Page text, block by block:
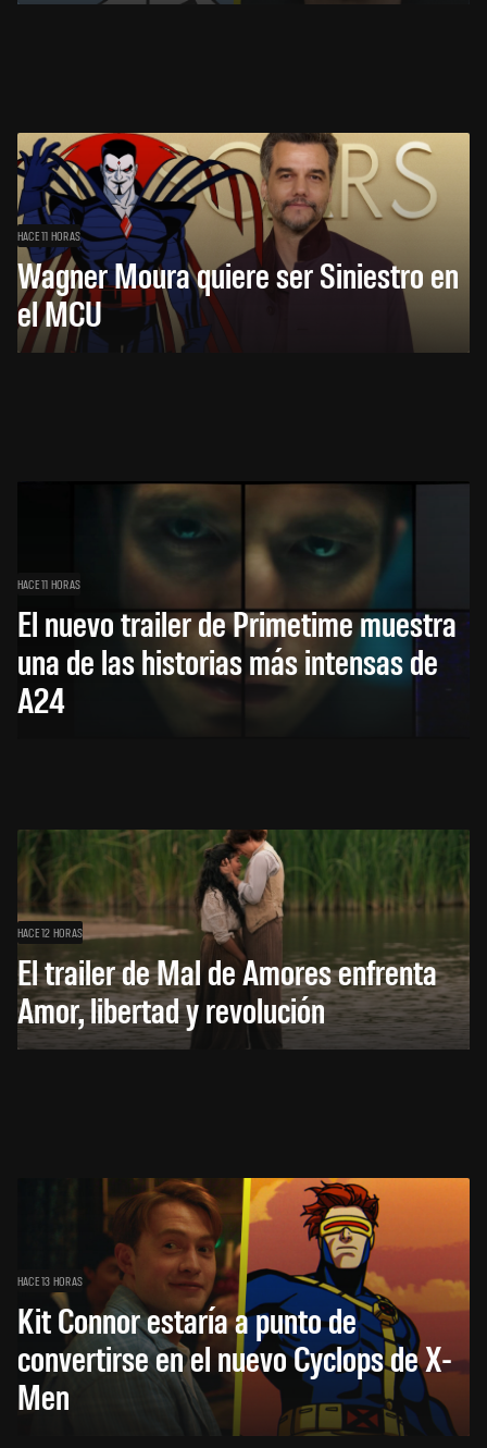
HACE 11 HORAS
Wagner Moura quiere ser Siniestro en
el MCU
HACE 11 HORAS
El nuevo trailer de Primetime muestra
una de las historias más intensas de
A24
HACE 12 HORAS
El trailer de Mal de Amores enfrenta
Amor, libertad y revolución
HACE 13 HORAS
Kit Connor estaría a punto de
convertirse en el nuevo Cyclops de X-
Men